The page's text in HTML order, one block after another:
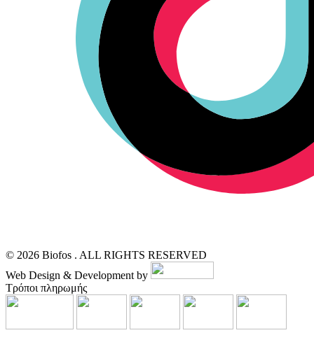
© 2026 Biofos . ALL RIGHTS RESERVED
Web Design & Development by
Τρόποι πληρωμής